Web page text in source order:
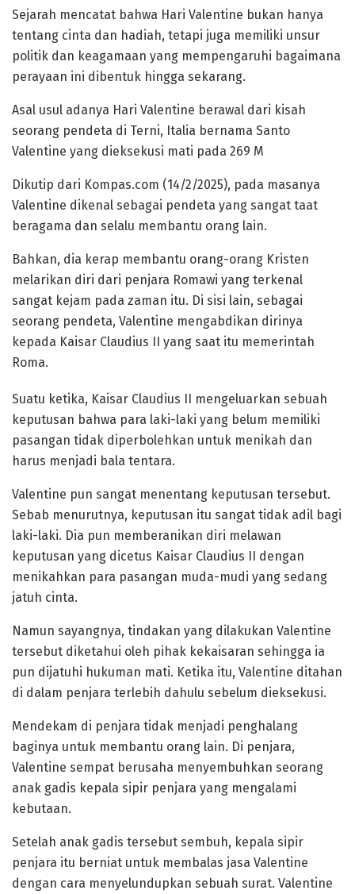
Sejarah mencatat bahwa Hari Valentine bukan hanya
tentang cinta dan hadiah, tetapi juga memiliki unsur
politik dan keagamaan yang mempengaruhi bagaimana
perayaan ini dibentuk hingga sekarang.
Asal usul adanya Hari Valentine berawal dari kisah
seorang pendeta di Terni, Italia bernama Santo
Valentine yang dieksekusi mati pada 269 M
Dikutip dari Kompas.com (14/2/2025), pada masanya
Valentine dikenal sebagai pendeta yang sangat taat
beragama dan selalu membantu orang lain.
Bahkan, dia kerap membantu orang-orang Kristen
melarikan diri dari penjara Romawi yang terkenal
sangat kejam pada zaman itu. Di sisi lain, sebagai
seorang pendeta, Valentine mengabdikan dirinya
kepada Kaisar Claudius II yang saat itu memerintah
Roma.
Suatu ketika, Kaisar Claudius II mengeluarkan sebuah
keputusan bahwa para laki-laki yang belum memiliki
pasangan tidak diperbolehkan untuk menikah dan
harus menjadi bala tentara.
Valentine pun sangat menentang keputusan tersebut.
Sebab menurutnya, keputusan itu sangat tidak adil bagi
laki-laki. Dia pun memberanikan diri melawan
keputusan yang dicetus Kaisar Claudius II dengan
menikahkan para pasangan muda-mudi yang sedang
jatuh cinta.
Namun sayangnya, tindakan yang dilakukan Valentine
tersebut diketahui oleh pihak kekaisaran sehingga ia
pun dijatuhi hukuman mati. Ketika itu, Valentine ditahan
di dalam penjara terlebih dahulu sebelum dieksekusi.
Mendekam di penjara tidak menjadi penghalang
baginya untuk membantu orang lain. Di penjara,
Valentine sempat berusaha menyembuhkan seorang
anak gadis kepala sipir penjara yang mengalami
kebutaan.
Setelah anak gadis tersebut sembuh, kepala sipir
penjara itu berniat untuk membalas jasa Valentine
dengan cara menyelundupkan sebuah surat. Valentine